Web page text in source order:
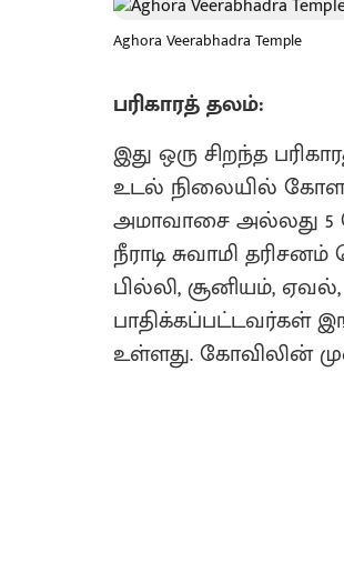
Aghora Veerabhadra Temple
பரிகாரத் தலம்:
இது ஒரு சிறந்த
உடல் நிலையில்
அமாவாசை அல்லது 5
நீராடி சுவாமி
பில்லி, சூனியம்,
பாதிக்கப்பட்டவர்கள்
உள்ளது. கோவிலின்